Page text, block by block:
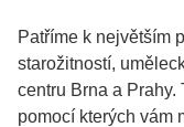
Patříme k největším
starožitností,
centru Brna a Prahy.
pomocí kterých vám